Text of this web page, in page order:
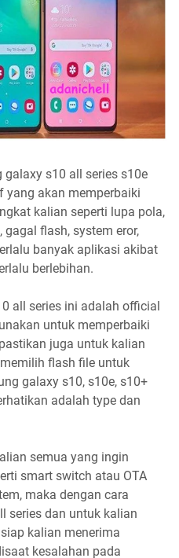
s10 all series s10e
yang akan memperbaiki
kalian seperti lupa pola,
flash, system eror,
banyak aplikasi akibat
berlebihan.
all series ini adalah official
untuk memperbaiki
juga untuk kalian
flash file untuk
galaxy s10, s10e, s10+
adalah type dan
semua yang ingin
smart switch atau OTA
maka dengan cara
series dan untuk kalian
kalian menerima
kesalahan pada